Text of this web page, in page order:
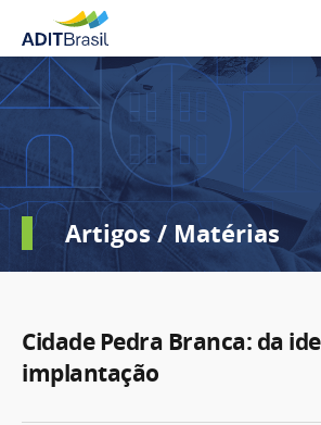
Artigos / Matérias
Cidade Pedra Branca: da
implantação